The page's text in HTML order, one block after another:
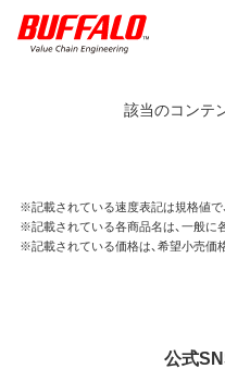
該当のコンテ
※記載されている速度表記は規格値で
※記載されている各商品名は、一般に
※記載されている価格は、希望小売価
公式